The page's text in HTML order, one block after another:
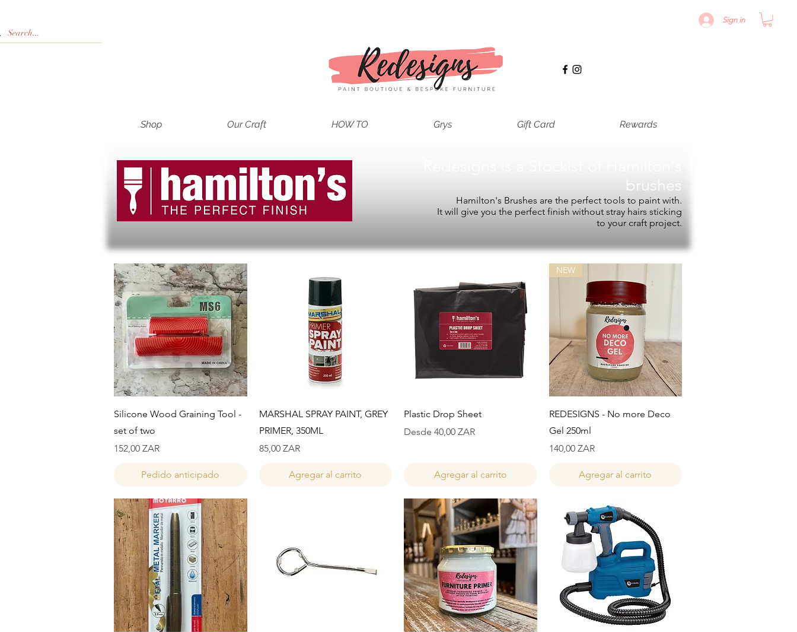
Sign in
Shop Our Craft HOW TO Grys Gift Card Rewards
brushes
Hamilton's Brushes are the perfect tools to paint with.
It will give you the perfect finish without stray hairs sticking
to your craft project.
Vista rápida
Silicone Wood Graining Tool -
set of two
Precio
152,00 ZAR
Pedido anticipado
Vista rápida
MARSHAL SPRAY PAINT, GREY
PRIMER, 350ML
Precio
85,00 ZAR
Agregar al carrito
Vista rápida
Plastic Drop Sheet
Desde 40,00 ZAR
Precio de oferta
Agregar al carrito
Vista rápida
NEW
REDESIGNS - No more Deco
Gel 250ml
Precio
140,00 ZAR
Agregar al carrito